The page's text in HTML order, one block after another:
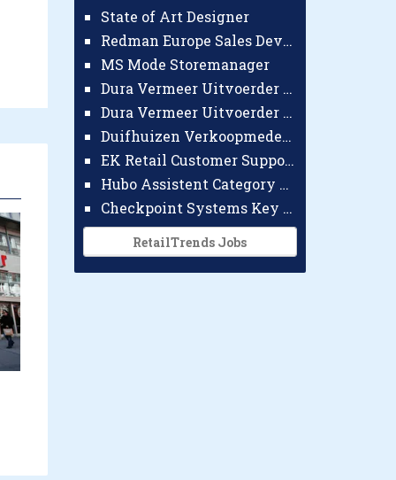
State of Art Designer
Redman Europe Sales Developer (Europe)
MS Mode Storemanager
Dura Vermeer Uitvoerder GWW Amsterdam
Dura Vermeer Uitvoerder Civiel Nijmegen
Duifhuizen Verkoopmedewerker Ridderkerk
EK Retail Customer Support Omnichannel
Hubo Assistent Category Manager
Checkpoint Systems Key Accountmanager Benelux
RetailTrends Jobs